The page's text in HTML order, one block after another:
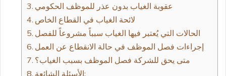
عقوبة الغياب بدون عذر للموظف الحكومي
لائحة الغياب في القطاع الخاص
الحالات التي يُعتبر فيها الغياب سبباً مشروعاً للفصل
إجراءات فصل الموظف في حالة الانقطاع عن العمل
متى يحق للشركة فصل الموظف بسبب الغياب؟